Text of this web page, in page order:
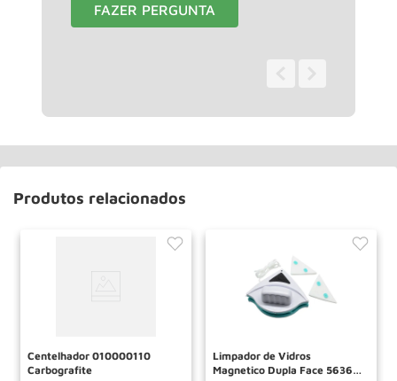
FAZER PERGUNTA
Produtos relacionados
Centelhador 010000110
Carbografite
Limpador de Vidros
Magnetico Dupla Face 5636